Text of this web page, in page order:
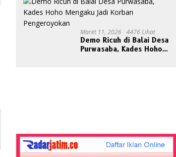
Maret 11, 2026 4476 Lihat
Demo Ricuh di Balai Desa
Purwasaba, Kades Hoho